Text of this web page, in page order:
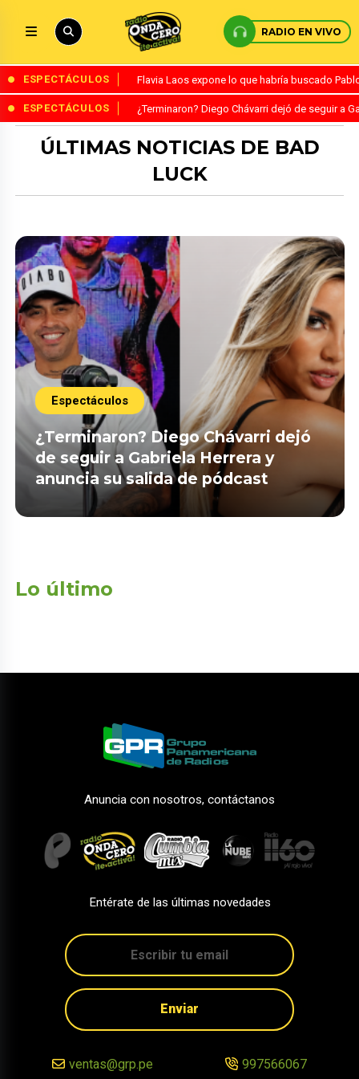
RADIO EN VIVO
ESPECTÁCULOS Flavia Laos expone lo que habría buscado
ESPECTÁCULOS ¿Terminaron? Diego Chávarri dejó de seguir a
ÚLTIMAS NOTICIAS DE BAD
LUCK
Espectáculos
¿Terminaron? Diego Chávarri dejó
de seguir a Gabriela Herrera y
anuncia su salida de pódcast
Lo último
Anuncia con nosotros, contáctanos
Entérate de las últimas novedades
Enviar
ventas@grp.pe 997566067